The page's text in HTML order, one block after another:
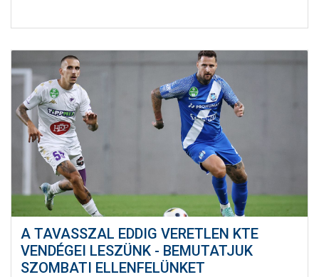
A TAVASSZAL EDDIG VERETLEN KTE
VENDÉGEI LESZÜNK - BEMUTATJUK
SZOMBATI ELLENFELÜNKET